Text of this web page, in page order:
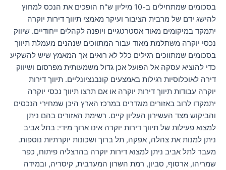
בסכומים שמתחילים ב-10 מיליון ש"ח הופכים את הנכס למחוץ
להישג ידם של מרבית הציבור ועיקר מאמצי תיווך דירות יוקרה
יתמקד במיקומים מאוד אסטרטגיים ויופנה לקהלים ייחודיים. שיווק
נכסי יוקרה משתלמת מאוד עבור המתווכים שנהנים מעמלת תיווך
בסכומים שמתווכים רגילים כלל לא רואים אך המאמץ שיש להשקיע
כדי להוציא עסקה אל הפועל אכן גדול משמעותית מפרסום ושיווק
דירה לאוכלוסיות רגילות באמצעים קונבנציונליים. תיווך דירות
יוקרה עבודות תיווך דירות יוקרה או אם תרצו תיווך נכסי יוקרה
יתמקדו לרוב באזורים מוגדרים במרכז הארץ היכן שמחירי הנכסים
והביקוש מצד העשירון העליון קיים. רשימת האזורים בהם ניתן
למצוא פעילות של תיווך דירות יוקרה אינו ארוך מידי: בתל אביב
ניתן למנות את צהלה, אפקה, תל ברוך ושכונות יוקרתיות נוספות.
מעבר לתל אביב ניתן למצוא דירות יוקרה בהרצליה פיתוח, כפר
שמריהו, ארסוף, סביון, רמת השרון המערבית, קיסריה, ובמידה